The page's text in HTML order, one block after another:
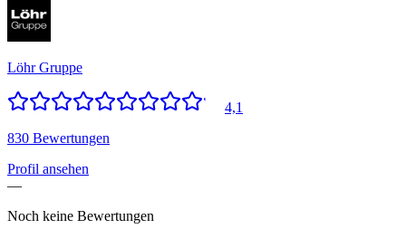
Löhr Gruppe
4,1
830 Bewertungen
Profil ansehen
—
Noch keine Bewertungen